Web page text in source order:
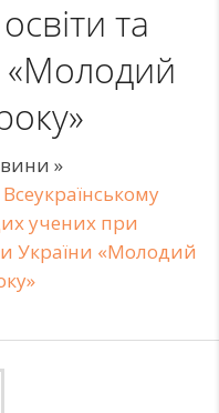
та
«Молодий
»
учених при
України «Молодий